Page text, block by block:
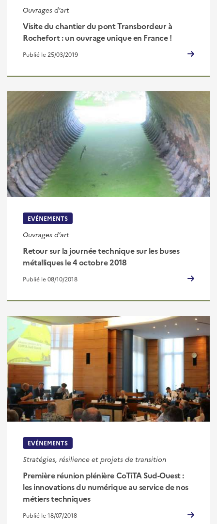
Ouvrages d’art
Visite du chantier du pont Transbordeur à
Rochefort : un ouvrage unique en France !
Publié le 25/03/2019
EVÉNEMENTS
Ouvrages d’art
Retour sur la journée technique sur les buses
métalliques le 4 octobre 2018
Publié le 08/10/2018
EVÉNEMENTS
Stratégies, résilience et projets de transition
Première réunion plénière CoTiTA Sud-Ouest :
les innovations du numérique au service de nos
métiers techniques
Publié le 18/07/2018